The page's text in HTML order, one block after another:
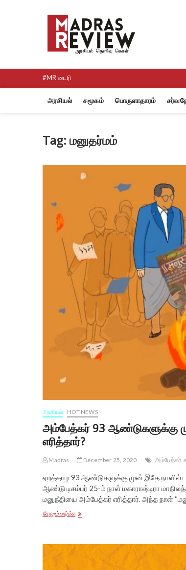
#MR டைரி
அரசியல் சமூகம் பொருளாதாரம்
Tag: மனுதர்மம்
அரசியல் HOT NEWS
அம்பேத்கர் 93 ஆண்டுகளுக்கு
எரித்தார்?
Madras December 25, 2020 அம்பேத்கர்
ஏறத்தாழ 93 ஆண்டுகளுக்கு முன் இதே நாளில்
ஆண்டு டிசம்பர் 25-ம் நாள் மகாராஷ்டிரா
மனுநீதியை அம்பேத்கர் எரித்தார். அந்த நாள்
மேலும் பார்க்கஅம்பேத்கர்